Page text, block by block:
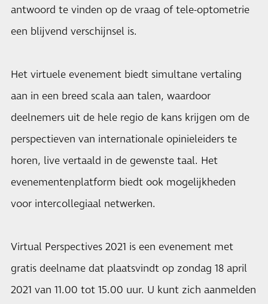
antwoord te vinden op de vraag of tele-optometrie
een blijvend verschijnsel is.
Het virtuele evenement biedt simultane vertaling
aan in een breed scala aan talen, waardoor
deelnemers uit de hele regio de kans krijgen om de
perspectieven van internationale opinieleiders te
horen, live vertaald in de gewenste taal. Het
evenementenplatform biedt ook mogelijkheden
voor intercollegiaal netwerken.
Virtual Perspectives 2021 is een evenement met
gratis deelname dat plaatsvindt op zondag 18 april
2021 van 11.00 tot 15.00 uur. U kunt zich aanmelden